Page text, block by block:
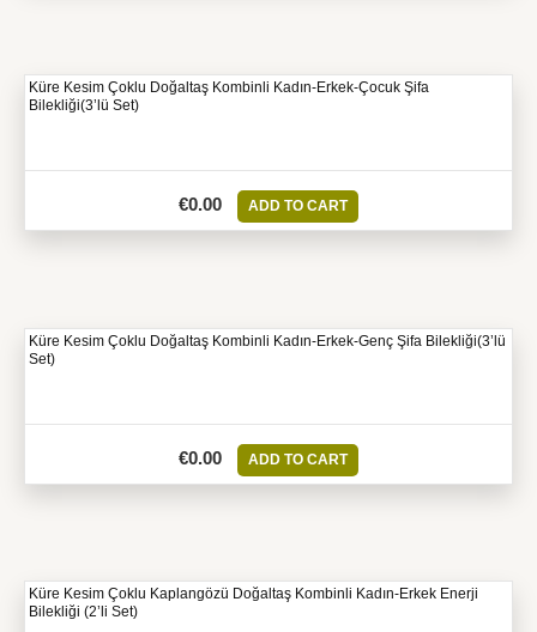
Küre Kesim Çoklu Doğaltaş Kombinli Kadın-Erkek-Çocuk Şifa
Bilekliği(3’lü Set)
€0.00 ADD TO CART
Küre Kesim Çoklu Doğaltaş Kombinli Kadın-Erkek-Genç Şifa Bilekliği(3’lü
Set)
€0.00 ADD TO CART
Küre Kesim Çoklu Kaplangözü Doğaltaş Kombinli Kadın-Erkek Enerji
Bilekliği (2’li Set)